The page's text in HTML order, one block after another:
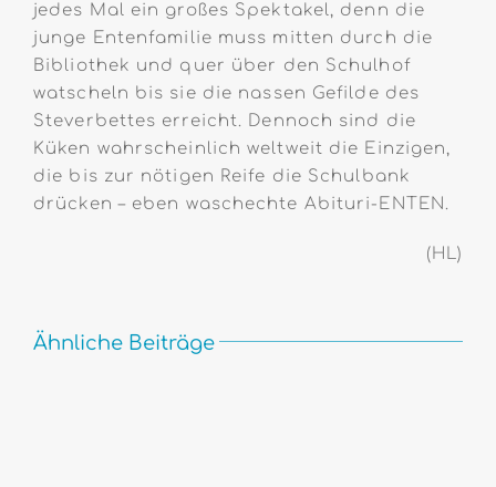
jedes Mal ein großes Spektakel, denn die
junge Entenfamilie muss mitten durch die
Bibliothek und quer über den Schulhof
watscheln bis sie die nassen Gefilde des
Steverbettes erreicht. Dennoch sind die
Küken wahrscheinlich weltweit die Einzigen,
die bis zur nötigen Reife die Schulbank
drücken – eben waschechte Abituri-ENTEN.
(HL)
Ähnliche Beiträge